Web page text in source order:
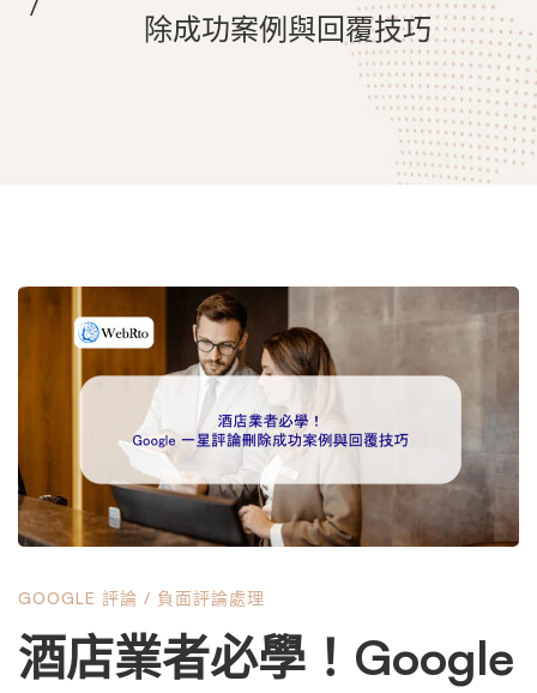
除成功案例與回覆技巧
酒
店
業
者
必
GOOGLE 評論 / 負面評論處理
酒店業者必學！Google